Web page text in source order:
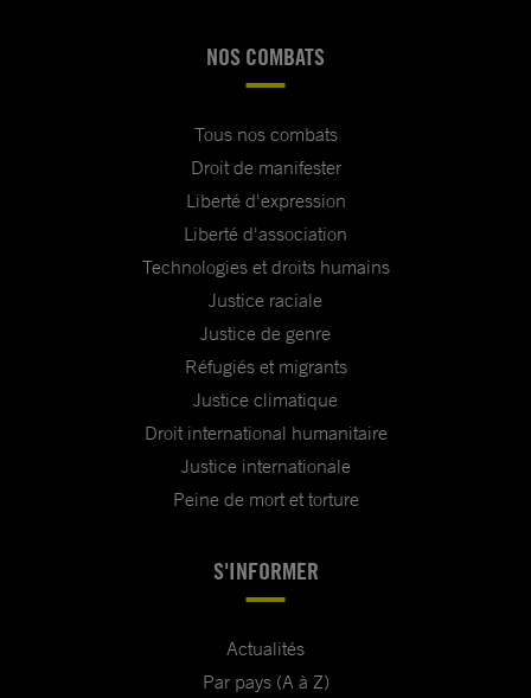
NOS COMBATS
Tous nos combats
Droit de manifester
Liberté d'expression
Liberté d'association
Technologies et droits humains
Justice raciale
Justice de genre
Réfugiés et migrants
Justice climatique
Droit international humanitaire
Justice internationale
Peine de mort et torture
S'INFORMER
Actualités
Par pays (A à Z)